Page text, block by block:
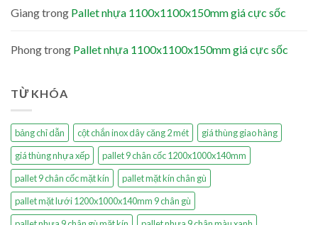
Giangtrong Pallet nhựa 1100x1100x150mm giá cực sốc
Phongtrong Pallet nhựa 1100x1100x150mm giá cực sốc
TỪ KHÓA
bảng chỉ dẫn cột chắn inox dây căng 2 mét
giá thùng giao hàng
giá thùng nhựa xếp
pallet 9 chân cốc 1200x1000x140mm
pallet 9 chân cốc mặt kín
pallet mặt kín chân gù
pallet mặt lưới 1200x1000x140mm 9 chân gù